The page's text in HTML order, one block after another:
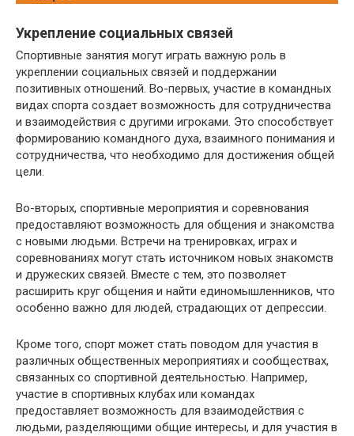
Укрепление социальных связей
Спортивные занятия могут играть важную роль в
укреплении социальных связей и поддержании
позитивных отношений. Во-первых, участие в командных
видах спорта создает возможность для сотрудничества
и взаимодействия с другими игроками. Это способствует
формированию командного духа, взаимного понимания и
сотрудничества, что необходимо для достижения общей
цели.
Во-вторых, спортивные мероприятия и соревнования
предоставляют возможность для общения и знакомства
с новыми людьми. Встречи на тренировках, играх и
соревнованиях могут стать источником новых знакомств
и дружеских связей. Вместе с тем, это позволяет
расширить круг общения и найти единомышленников, что
особенно важно для людей, страдающих от депрессии.
Кроме того, спорт может стать поводом для участия в
различных общественных мероприятиях и сообществах,
связанных со спортивной деятельностью. Например,
участие в спортивных клубах или командах
предоставляет возможность для взаимодействия с
людьми, разделяющими общие интересы, и для участия в